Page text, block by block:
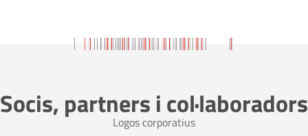
Socis, partners i col·laboradors
Logos corporatius